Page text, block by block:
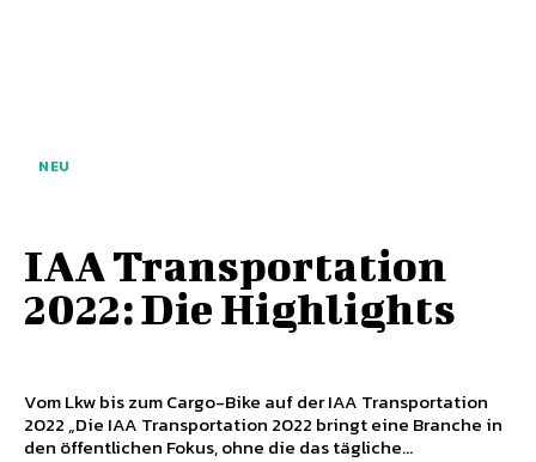
NEU
IAA Transportation
2022: Die Highlights
Vom Lkw bis zum Cargo-Bike auf der IAA Transportation
2022 „Die IAA Transportation 2022 bringt eine Branche in
den öffentlichen Fokus, ohne die das tägliche...